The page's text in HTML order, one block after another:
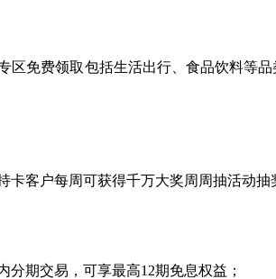
区免费领取包括生活出行、食品饮料等
客户每周可获得千万大奖周周抽活动抽
期交易，可享最高12期免息权益；